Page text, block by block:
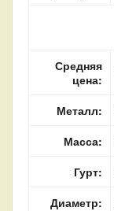
Средняя
цена:
Металл:
Масса:
Гурт:
Диаметр: